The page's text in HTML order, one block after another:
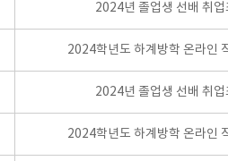
2024년 졸업생 선배 취
2024학년도 하계방학 온라인
2024년 졸업생 선배 취
2024학년도 하계방학 온라인